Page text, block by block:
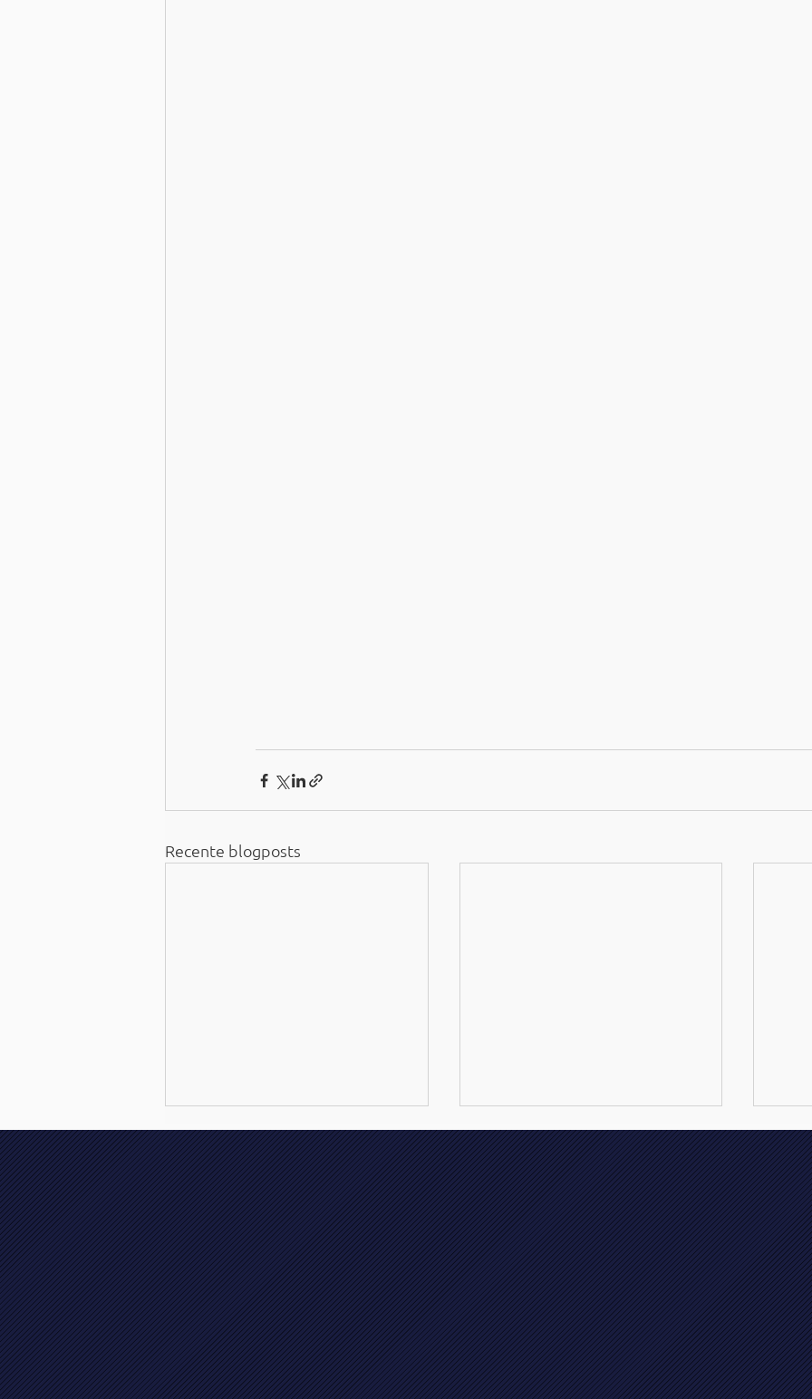
Recente blogposts
🇳🇱 🥇🏆 Vajèn le Jeune
Nederlands Kampioen
dressuur cat. A/B klasse L2
!!!! 🏆🥇 🇳🇱
🎶 Finale wintercompetitie
afdelingsdressuur en kur
op muziek ! 🎶
》